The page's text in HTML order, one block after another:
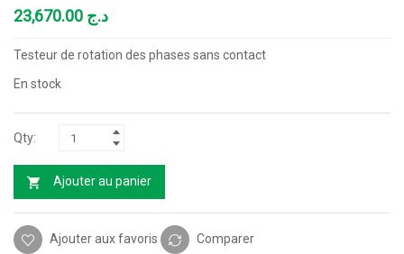
د.ج
Testeur de rotation des phases sans contact
En stock
Ajouter au panier
Ajouter aux favoris Comparer